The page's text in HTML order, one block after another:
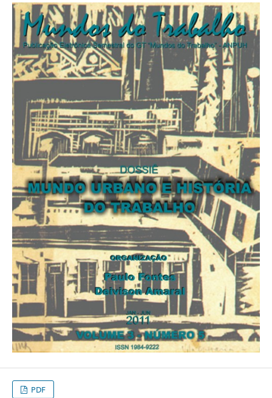
PDF